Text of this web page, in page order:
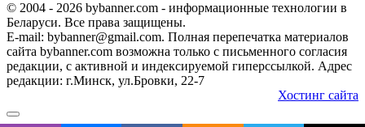
© 2004 - 2026 bybanner.com - информационные технологии в
Беларуси. Все права защищены.
E-mail: bybanner@gmail.com. Полная перепечатка материалов
сайта bybanner.com возможна только с письменного согласия
редакции, с активной и индексируемой гиперссылкой. Адрес
редакции: г.Минск, ул.Бровки, 22-7
Хостинг сайта